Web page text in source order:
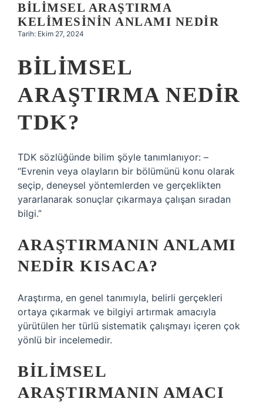
Hakkımızda
BILIMSEL ARAŞTIRMA
KELIMESININ ANLAMI NEDIR
Tarih: Ekim 27, 2024
BILIMSEL
ARAŞTIRMA NEDIR
TDK?
TDK sözlüğünde bilim şöyle tanımlanıyor: –
“Evrenin veya olayların bir bölümünü konu olarak
seçip, deneysel yöntemlerden ve gerçeklikten
yararlanarak sonuçlar çıkarmaya çalışan sıradan
bilgi.”
ARAŞTIRMANIN ANLAMI
NEDIR KISACA?
Araştırma, en genel tanımıyla, belirli gerçekleri
ortaya çıkarmak ve bilgiyi artırmak amacıyla
yürütülen her türlü sistematik çalışmayı içeren çok
yönlü bir incelemedir.
BILIMSEL
ARAŞTIRMANIN AMACI